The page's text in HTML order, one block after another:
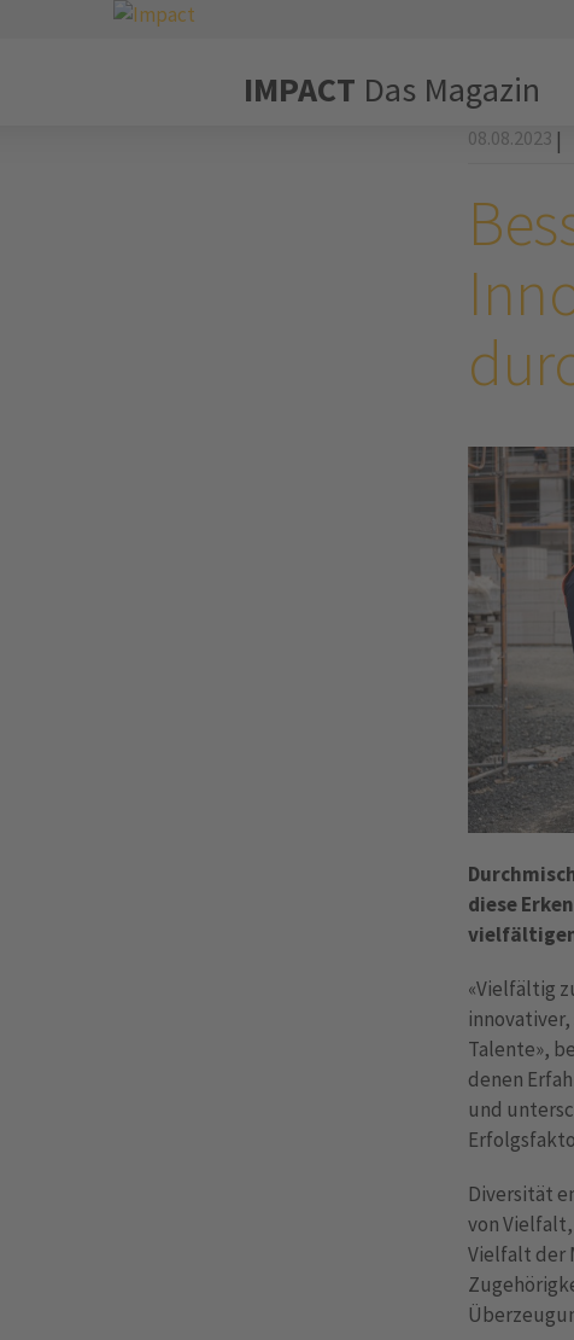
IMPACT Das Magazin
08.08.2023 |
diese
«Vielfältig
Talente»,
denen
und
Diversität
von
Vielfalt der